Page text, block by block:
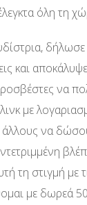
όλη τη
και
να
με
να
τη στιγμή με
με δωρεά